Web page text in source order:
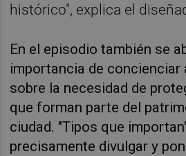
histórico", explica el
En el episodio también se
importancia de concienciar
sobre la necesidad de
que forman parte del
ciudad. "Tipos que
precisamente divulgar y